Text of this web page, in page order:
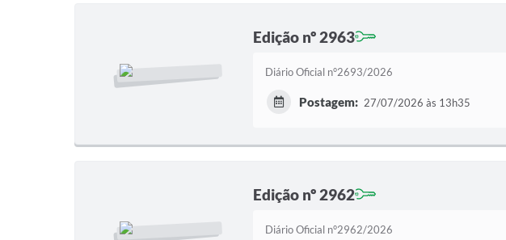
Edição nº 2963
Diário Oficial n°2693/2026
Postagem: 27/07/2026 às 13h35
Edição nº 2962
Diário Oficial n°2962/2026